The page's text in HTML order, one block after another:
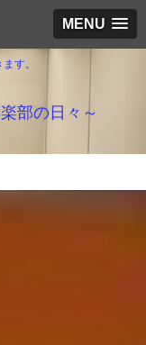
MENU
す。
部の日々～